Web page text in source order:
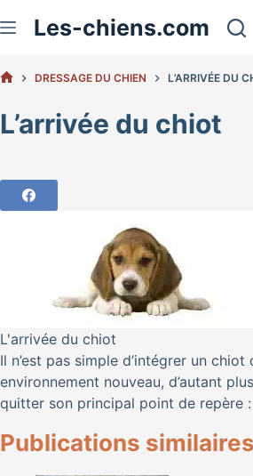
au
Les-chiens.com
DRESSAGE DU CHIEN L’ARRIVÉE DU
L’arrivée du chiot
L'arrivée du chiot
Il n’est pas simple d’intégrer un chiot
environnement nouveau, d’autant
quitter son principal point de repère :
Publications